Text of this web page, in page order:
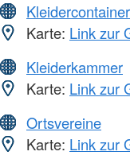
Kleidercontainer
Karte: Link zur
Kleiderkammer
Karte: Link zur
Ortsvereine
Karte: Link zur